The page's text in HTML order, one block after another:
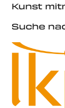
Kunst
Suche